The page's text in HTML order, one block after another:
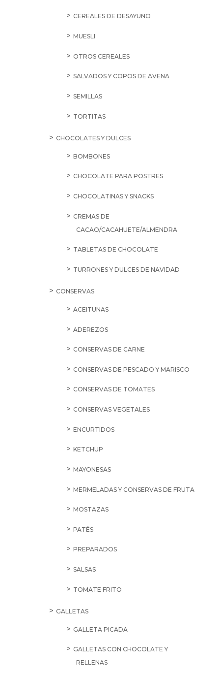
CEREALES DE DESAYUNO
MUESLI
OTROS CEREALES
SALVADOS Y COPOS DE AVENA
SEMILLAS
TORTITAS
CHOCOLATES Y DULCES
BOMBONES
CHOCOLATE PARA POSTRES
CHOCOLATINAS Y SNACKS
CREMAS DE
CACAO/CACAHUETE/ALMENDRA
TABLETAS DE CHOCOLATE
TURRONES Y DULCES DE NAVIDAD
CONSERVAS
ACEITUNAS
ADEREZOS
CONSERVAS DE CARNE
CONSERVAS DE PESCADO Y MARISCO
CONSERVAS DE TOMATES
CONSERVAS VEGETALES
ENCURTIDOS
KETCHUP
MAYONESAS
MERMELADAS Y CONSERVAS DE FRUTA
MOSTAZAS
PATÉS
PREPARADOS
SALSAS
TOMATE FRITO
GALLETAS
GALLETA PICADA
GALLETAS CON CHOCOLATE Y
RELLENAS